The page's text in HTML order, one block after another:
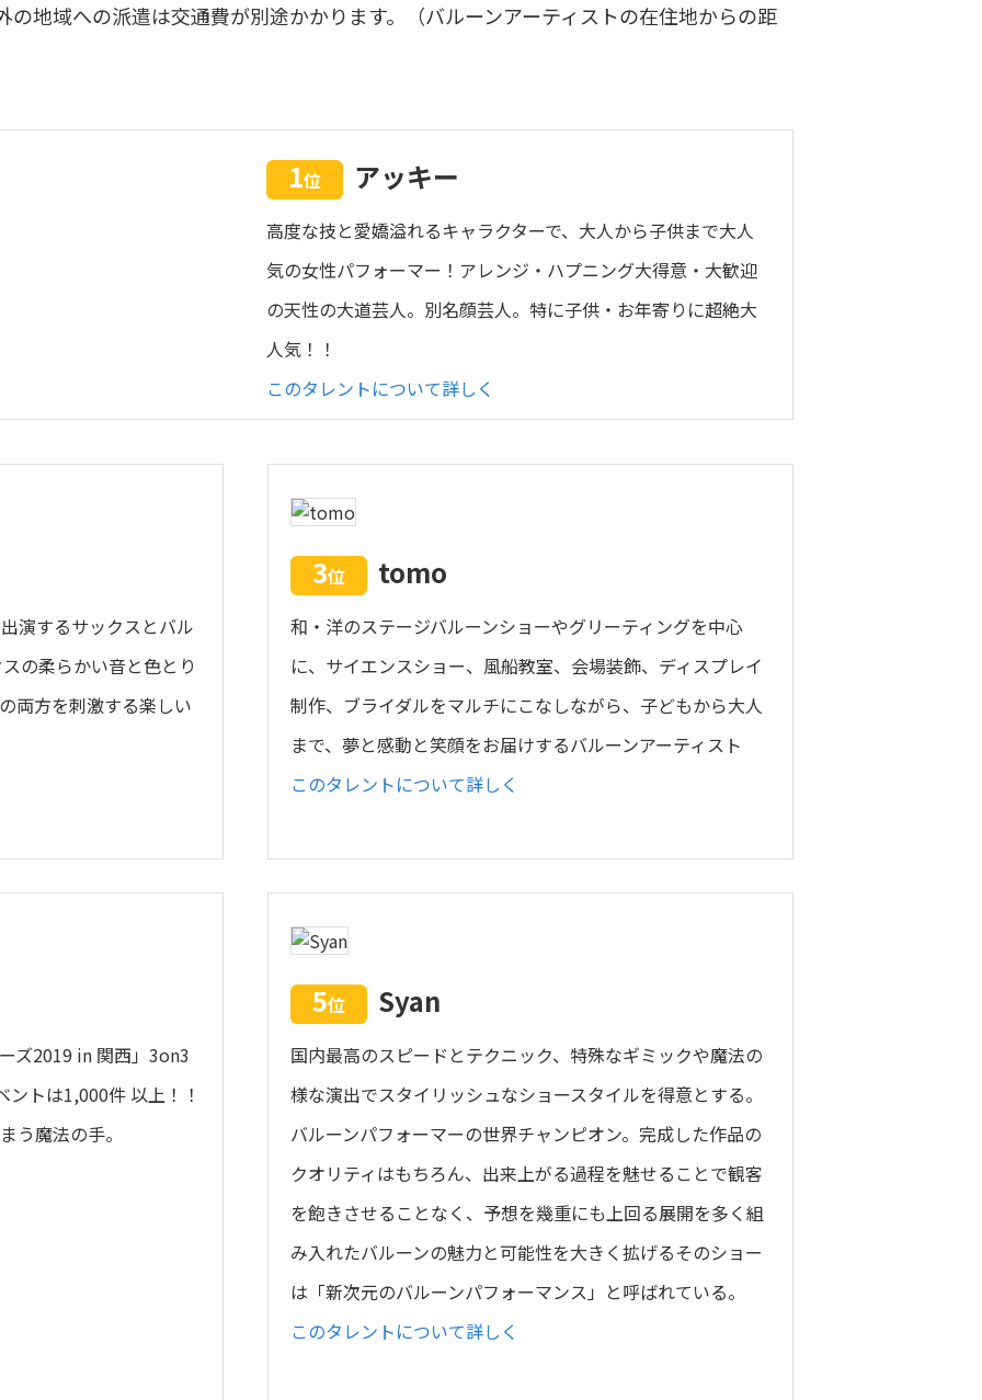
の地域への派遣は交通費が別途かかります。（バルーンアーティストの在住地からの距
1位 アッキー
高度な技と愛嬌溢れるキャラクターで、大人から子供まで大人
気の女性パフォーマー！アレンジ・ハプニング大得意・大歓迎
の天性の大道芸人。別名顔芸人。特に子供・お年寄りに超絶大
人気！！
このタレントについて詳しく
演するサックスとバル
の柔らかい音と色とり
両方を刺激する楽しい
3位 tomo
和・洋のステージバルーンショーやグリーティングを中心
に、サイエンスショー、風船教室、会場装飾、ディスプレイ
制作、ブライダルをマルチにこなしながら、子どもから大人
まで、夢と感動と笑顔をお届けするバルーンアーティスト
このタレントについて詳しく
ズ2019 in 関西」3on3
トは1,000件 以上！！
う魔法の手。
5位 Syan
国内最高のスピードとテクニック、特殊なギミックや魔法の
様な演出でスタイリッシュなショースタイルを得意とする。
バルーンパフォーマーの世界チャンピオン。完成した作品の
クオリティはもちろん、出来上がる過程を魅せることで観客
を飽きさせることなく、予想を幾重にも上回る展開を多く組
み入れたバルーンの魅力と可能性を大きく拡げるそのショー
は「新次元のバルーンパフォーマンス」と呼ばれている。
このタレントについて詳しく